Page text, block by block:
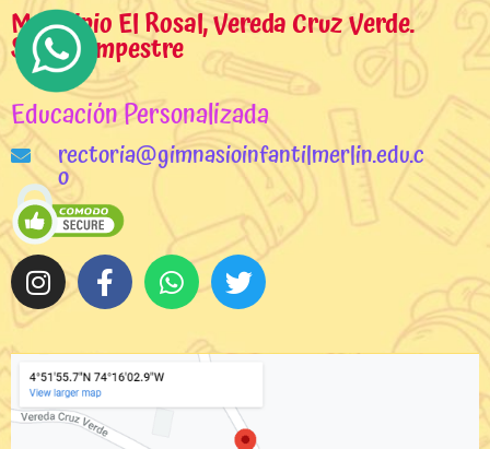
Municipio El Rosal, Vereda Cruz Verde.
Sede Campestre
Educación Personalizada
rectoria@gimnasioinfantilmerlin.edu.c
o